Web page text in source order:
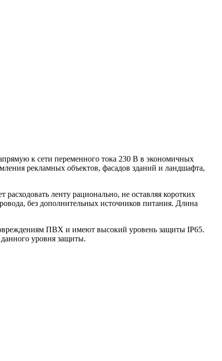
к сети переменного тока 230 B в экономичных
рекламных объектов, фасадов зданий и ландшафта,
ленту рационально, не оставляя коротких
без дополнительных источников питания. Длина
ПВХ и имеют высокий уровень защиты IP65.
уровня защиты.